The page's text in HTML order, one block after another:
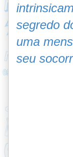
segredo
uma
seu